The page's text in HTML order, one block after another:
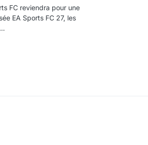
FC reviendra pour une
EA Sports FC 27, les